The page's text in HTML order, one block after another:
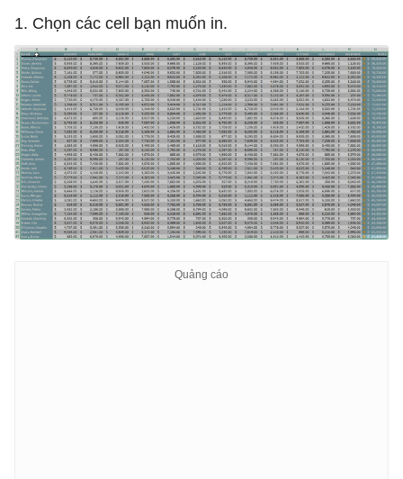
1. Chọn các cell bạn muốn in.